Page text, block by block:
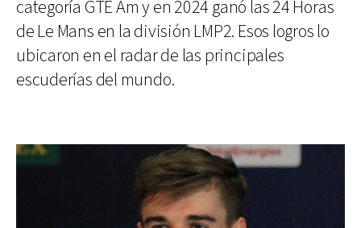
categoría GTE Am y en 2024 ganó las 24 Horas
de Le Mans en la división LMP2. Esos logros lo
ubicaron en el radar de las principales
escuderías del mundo.